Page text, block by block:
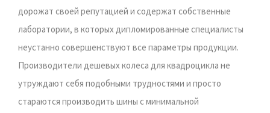
дорожат своей репутацией и содержат собственные
лаборатории, в которых дипломированные специалисты
неустанно совершенствуют все параметры продукции.
Производители дешевых колеса для квадроцикла не
утруждают себя подобными трудностями и просто
стараются производить шины с минимальной